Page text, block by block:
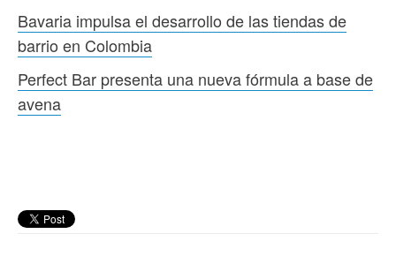
Bavaria impulsa el desarrollo de las tiendas de
barrio en Colombia
Perfect Bar presenta una nueva fórmula a base de
avena